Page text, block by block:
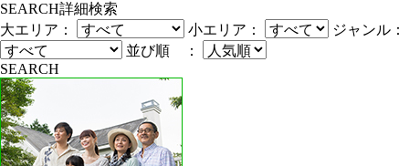
SEARCH詳細検索
大エリア：
小エリア：
ジャンル：
並び順 ：
SEARCH